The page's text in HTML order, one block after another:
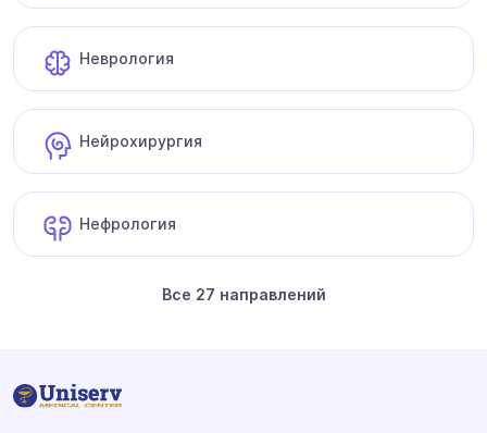
Неврология
Нейрохирургия
Нефрология
Все 27 направлений